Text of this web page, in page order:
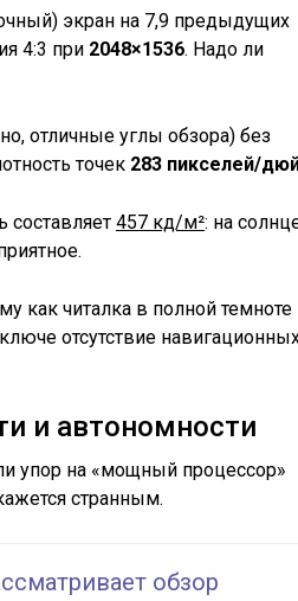
экран на 7,9 предыдущих
4:3 при 2048×1536. Надо ли
отличные углы обзора) без
точек 283 пикселей/
составляет 457 кд/м²: на
как читалка в полной темноте
отсутствие
и автономности
упор на «мощный процессор»
странным.
обзор